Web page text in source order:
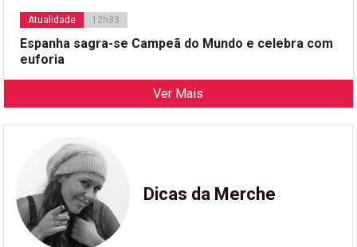
Atualidade 12h33
Espanha sagra-se Campeã do Mundo e celebra com
euforia
Ver Mais
Dicas da Merche